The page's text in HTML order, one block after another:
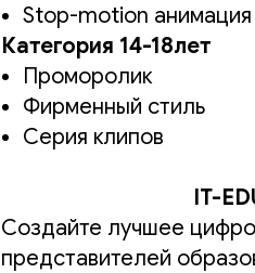
Stop-motion анимация
Категория 14-18лет
Проморолик
Фирменный стиль
Серия клипов
IT-
Создайте лучшее
представителей